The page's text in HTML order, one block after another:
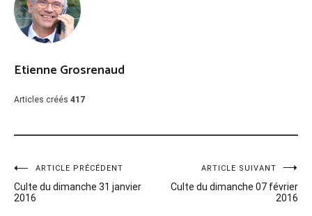
Etienne Grosrenaud
Articles créés 417
Navigation
de
ARTICLE PRÉCÉDENT
Culte du dimanche 31 janvier
2016
ARTICLE SUIVANT
Culte du dimanche 07 février
2016